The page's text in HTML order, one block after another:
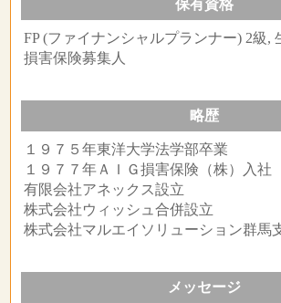
保有資格
FP (ファイナンシャルプランナー) 2級,
損害保険募集人
略歴
１９７５年東洋大学法学部卒業
１９７７年ＡＩＧ損害保険（株）入社
有限会社アネックス設立
株式会社ウィッシュ合併設立
株式会社マルエイソリューション群馬
メッセージ